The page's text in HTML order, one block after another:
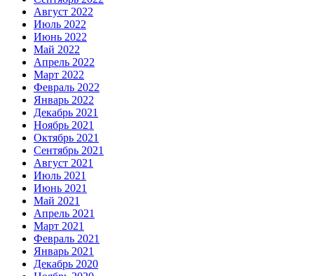
Август 2022
Июль 2022
Июнь 2022
Май 2022
Апрель 2022
Март 2022
Февраль 2022
Январь 2022
Декабрь 2021
Ноябрь 2021
Октябрь 2021
Сентябрь 2021
Август 2021
Июль 2021
Июнь 2021
Май 2021
Апрель 2021
Март 2021
Февраль 2021
Январь 2021
Декабрь 2020